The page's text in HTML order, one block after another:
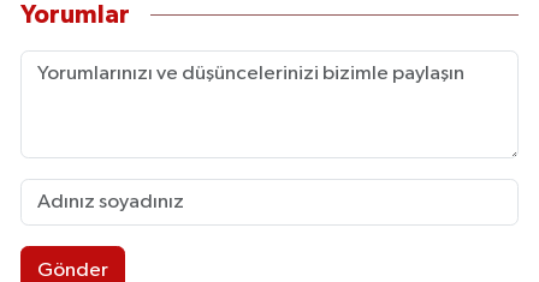
Yorumlar
Gönder